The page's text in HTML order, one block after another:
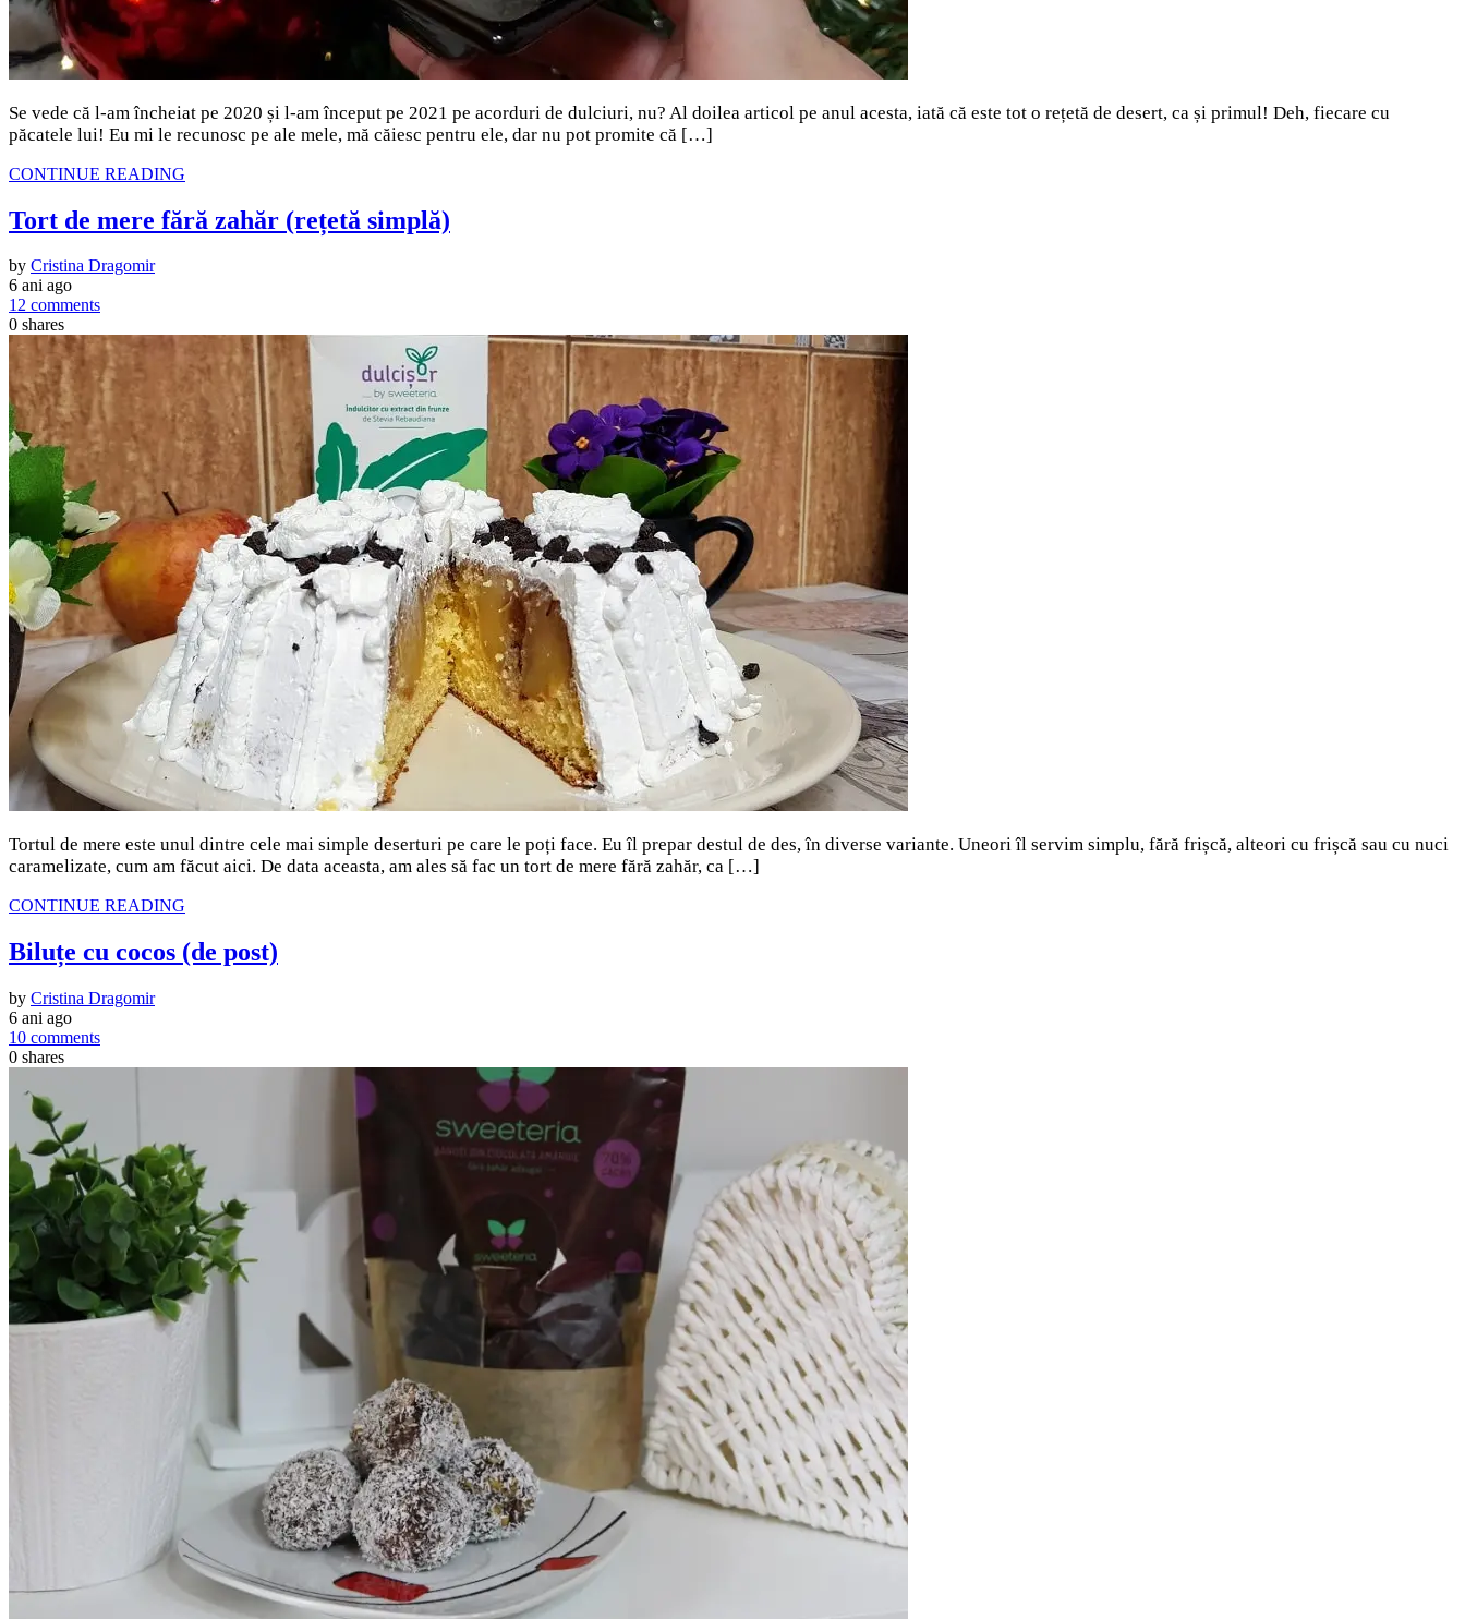
Se vede că l-am încheiat pe 2020 și l-am început pe 2021 pe acorduri de dulciuri, nu? Al doilea articol pe anul acesta, iată că este tot o rețetă de desert, ca și primul! Deh, fiecare cu
păcatele lui! Eu mi le recunosc pe ale mele, mă căiesc pentru ele, dar nu pot promite că […]
CONTINUE READING
Tort de mere fără zahăr (rețetă simplă)
by Cristina Dragomir
6 ani ago
12 comments
0 shares
Tortul de mere este unul dintre cele mai simple deserturi pe care le poți face. Eu îl prepar destul de des, în diverse variante. Uneori îl servim simplu, fără frișcă, alteori cu frișcă sau cu nuci
caramelizate, cum am făcut aici. De data aceasta, am ales să fac un tort de mere fără zahăr, ca […]
CONTINUE READING
Biluțe cu cocos (de post)
by Cristina Dragomir
6 ani ago
10 comments
0 shares